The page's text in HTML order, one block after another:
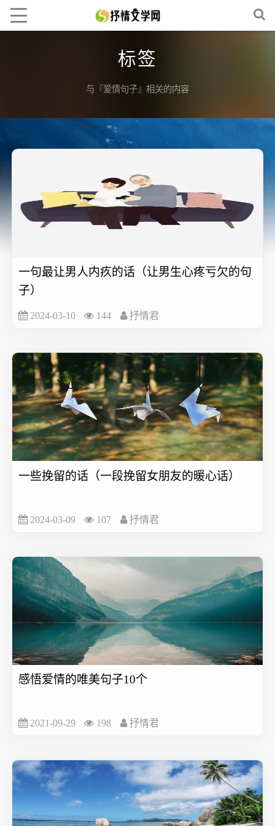
标签
与『爱情句子』相关的内容
一句最让男人内疚的话（让男生心疼亏欠的句
子）
2024-03-10 144 抒情君
一些挽留的话（一段挽留女朋友的暖心话）
2024-03-09 107 抒情君
感悟爱情的唯美句子10个
2021-09-29 198 抒情君